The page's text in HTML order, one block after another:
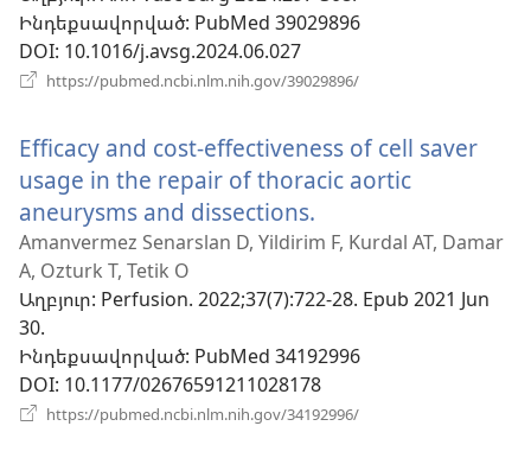
Ինդեքսավորված‎: PubMed 39029896
DOI‎: 10.1016/j.avsg.2024.06.027
https://pubmed.ncbi.nlm.nih.gov/39029896/
պատուհան)
Efficacy and cost-effectiveness of cell saver
usage in the repair of thoracic aortic
aneurysms and dissections.
է
պատուհան)
Amanvermez Senarslan D, Yildirim F, Kurdal AT, Damar
A, Ozturk T, Tetik O
Աղբյուր‎: Perfusion. 2022;37(7):722-28. Epub 2021 Jun
30.
Ինդեքսավորված‎: PubMed 34192996
DOI‎: 10.1177/02676591211028178
https://pubmed.ncbi.nlm.nih.gov/34192996/